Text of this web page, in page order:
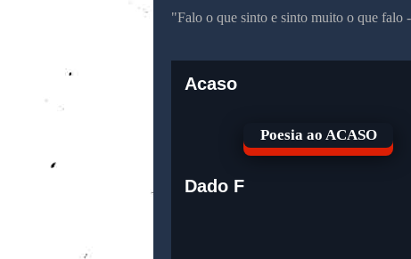
"Falo o que sinto e sinto muito o que falo
Acaso
Poesia ao ACASO
Dado F